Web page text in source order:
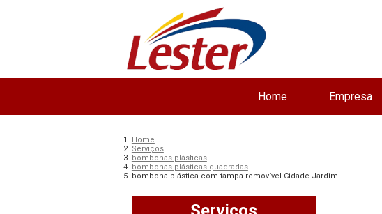
Home Empresa
Home
Serviços
bombonas plásticas
bombonas plásticas quadradas
bombona plástica com tampa removível Cidade Jardim